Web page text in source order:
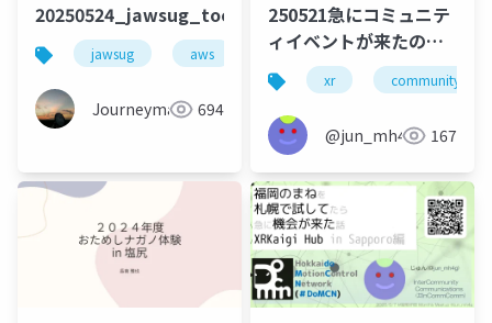
jawsug aws 栃木
Journeyman 694
250521急にコミュニテ
ィイベントが来たので
②
xr community
@jun_mh4g 167